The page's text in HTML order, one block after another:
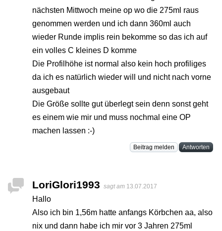
nächsten Mittwoch meine op wo die 275ml raus
genommen werden und ich dann 360ml auch
wieder Runde implis rein bekomme so das ich auf
ein volles C kleines D komme
Die Profilhöhe ist normal also kein hoch profiliges
da ich es natürlich wieder will und nicht nach vorne
ausgebaut
Die Größe sollte gut überlegt sein denn sonst geht
es einem wie mir und muss nochmal eine OP
machen lassen :-)
Beitrag melden Antworten
LoriGlori1993 sagt am 13.07.2017
Hallo
Also ich bin 1,56m hatte anfangs Körbchen aa, also
nix und dann habe ich mir vor 3 Jahren 275ml